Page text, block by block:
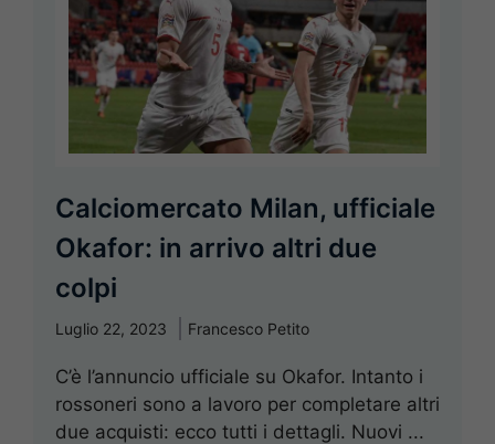
Calciomercato Milan, ufficiale
Okafor: in arrivo altri due
colpi
Luglio 22, 2023 Francesco Petito
C’è l’annuncio ufficiale su Okafor. Intanto i
rossoneri sono a lavoro per completare altri
due acquisti: ecco tutti i dettagli. Nuovi ...